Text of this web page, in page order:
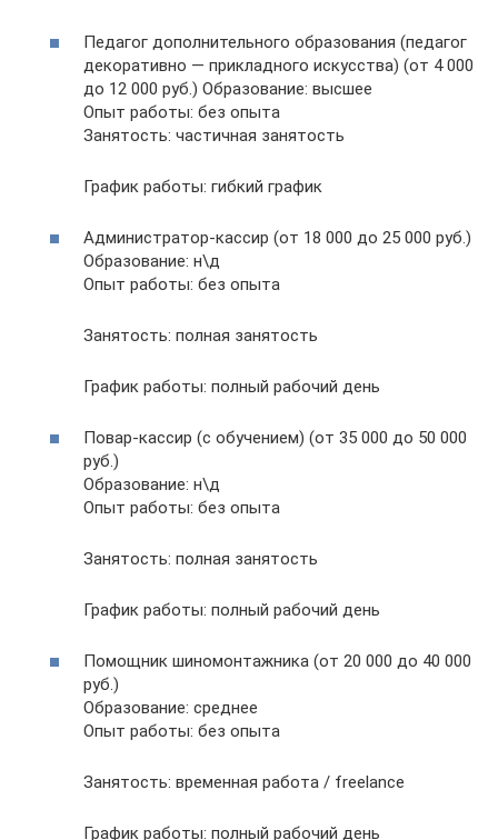
Педагог дополнительного образования (педагог
декоративно — прикладного искусства) (от 4 000
до 12 000 руб.) Образование: высшее
Опыт работы: без опыта
Занятость: частичная занятость
График работы: гибкий график
Администратор-кассир (от 18 000 до 25 000 руб.)
Образование: н\д
Опыт работы: без опыта
Занятость: полная занятость
График работы: полный рабочий день
Повар-кассир (с обучением) (от 35 000 до 50 000
руб.)
Образование: н\д
Опыт работы: без опыта
Занятость: полная занятость
График работы: полный рабочий день
Помощник шиномонтажника (от 20 000 до 40 000
руб.)
Образование: среднее
Опыт работы: без опыта
Занятость: временная работа / freelance
График работы: полный рабочий день